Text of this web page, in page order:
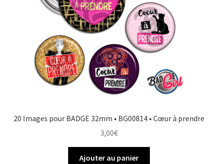
20 Images pour BADGE 32mm • BG00814 • Cœur à prendre
3,00€
Ajouter au panier